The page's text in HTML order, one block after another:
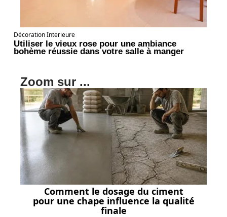
Décoration Interieure
Utiliser le vieux rose pour une ambiance
bohème réussie dans votre salle à manger
Zoom sur ...
Comment le dosage du ciment
pour une chape influence la qualité
finale